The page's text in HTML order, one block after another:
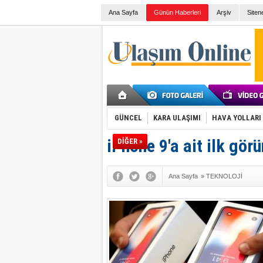
Ana Sayfa Günün Haberleri Arşiv
GÜNCEL KARA ULAŞIMI HAVA YOLLARI
DİĞER »
iPhone 9'a ait ilk
Ana Sayfa » TEKNOLOJİ